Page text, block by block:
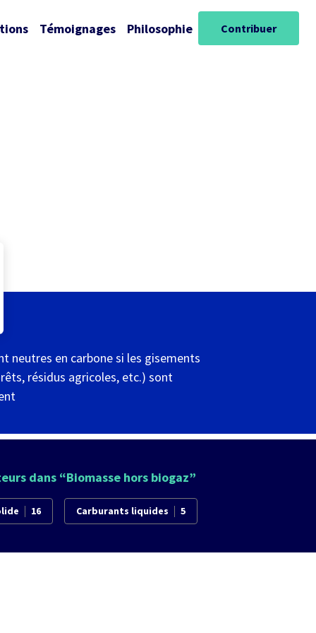
Témoignages Philosophie Contribuer
neutres en carbone si les gisements
résidus agricoles, etc.) sont
dans “Biomasse hors biogaz”
16 Carburants liquides 5